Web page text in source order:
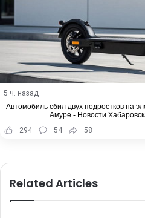
5 ч. назад
Автомобиль сбил двух подростков на
Амуре - Новости
294
54 58
Related Articles